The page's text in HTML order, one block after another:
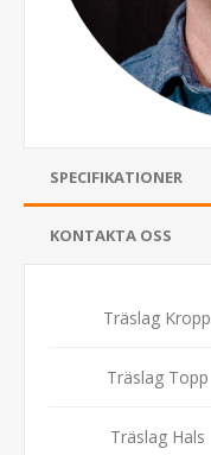
SPECIFIKATIONER
KONTAKTA OSS
Träslag Kropp
Träslag Topp
Träslag Hals